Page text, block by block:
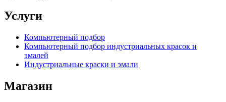
Услуги
Компьютерный подбор
Компьютерный подбор индустриальных красок и
эмалей
Индустриальные краски и эмали
Магазин